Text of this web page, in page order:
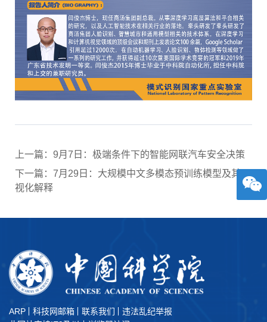
上一篇：9月7日：极端条件下的智能网联汽车安全决策
下一篇：7月29日：大规模中文多模态预训练模型及其可
视化解释
ARP 科技网邮箱 联系我们
违法乱纪举报